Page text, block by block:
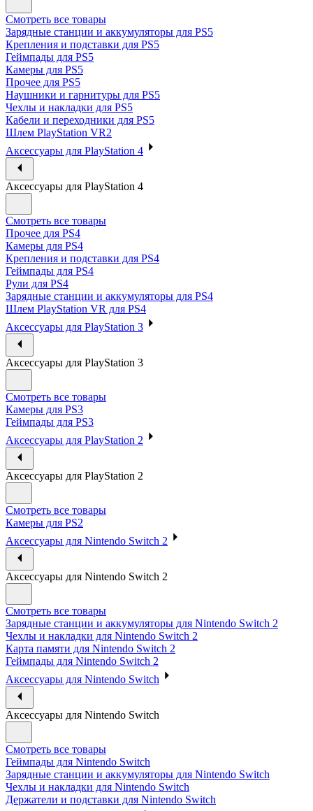
Смотреть все товары
Зарядные станции и аккумуляторы для PS5
Крепления и подставки для PS5
Геймпады для PS5
Камеры для PS5
Прочее для PS5
Наушники и гарнитуры для PS5
Чехлы и накладки для PS5
Кабели и переходники для PS5
Шлем PlayStation VR2
Аксессуары для PlayStation 4
Аксессуары для PlayStation 4
Смотреть все товары
Прочее для PS4
Камеры для PS4
Крепления и подставки для PS4
Геймпады для PS4
Рули для PS4
Зарядные станции и аккумуляторы для PS4
Шлем PlayStation VR для PS4
Аксессуары для PlayStation 3
Аксессуары для PlayStation 3
Смотреть все товары
Камеры для PS3
Геймпады для PS3
Аксессуары для PlayStation 2
Аксессуары для PlayStation 2
Смотреть все товары
Камеры для PS2
Аксессуары для Nintendo Switch 2
Аксессуары для Nintendo Switch 2
Смотреть все товары
Зарядные станции и аккумуляторы для Nintendo Switch 2
Чехлы и накладки для Nintendo Switch 2
Карта памяти для Nintendo Switch 2
Геймпады для Nintendo Switch 2
Аксессуары для Nintendo Switch
Аксессуары для Nintendo Switch
Смотреть все товары
Геймпады для Nintendo Switch
Зарядные станции и аккумуляторы для Nintendo Switch
Чехлы и накладки для Nintendo Switch
Держатели и подставки для Nintendo Switch